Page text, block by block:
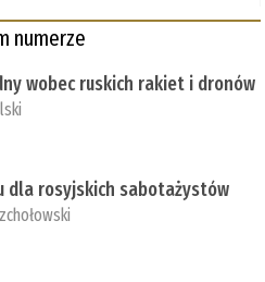
numerze
wobec ruskich rakiet i dronów
dla rosyjskich sabotażystów